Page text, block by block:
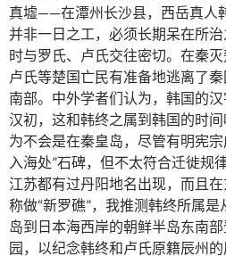
真墟——在潭州长沙县，西岳真人
并非一日之工，必须长期呆在所
时与罗氏、卢氏交往密切。在秦灭
卢氏等楚国亡民有准备地逃离了
南部。中外学者们认为，韩国的
汉初，这和韩终之属到韩国的时
为不会是在秦皇岛，尽管有明宪
入海处”石碑，但不太符合迁徙规
江苏都有过丹阳地名出现，而且
称做“新罗礁”，我推测韩终所属
岛到日本海西岸的朝鲜半岛东南
园，以纪念韩终和卢氏原籍辰州的